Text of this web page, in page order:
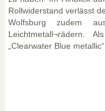
Rollwiderstand verlässt
Wolfsburg zudem
Leichtmetall¬rädern.
„Clearwater Blue